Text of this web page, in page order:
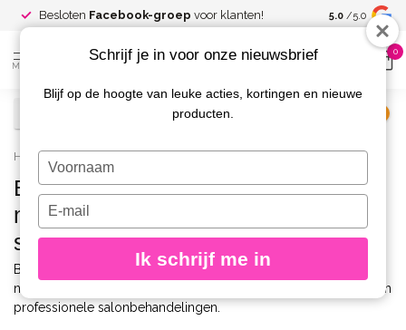
Besloten Facebook-groep voor klanten! Spaar voor
kortingen
5.0 /5.0
MENU
0
Home / Gel / BIAB
BIAB voor natuurlijke
nagelversteviging en
salonbehandelingen
BIAB is een builder gel in een flesje voor versteviging van
natuurlijke nagels. Geschikt voor overlays, korte verlengingen en
professionele salonbehandelingen.
Schrijf je in voor onze nieuwsbrief
Blijf op de hoogte van leuke acties, kortingen en nieuwe
producten.
Typ
je
naam
Typ
je
e-
in
Ik schrijf me in